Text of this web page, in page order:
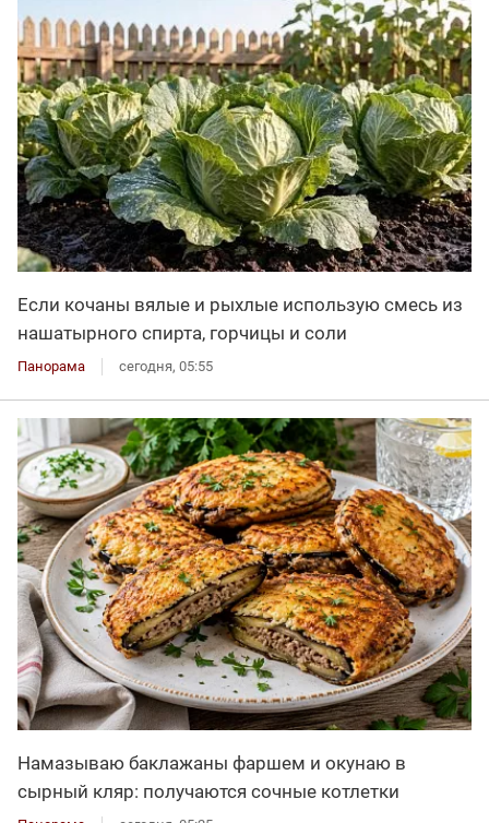
Если кочаны вялые и рыхлые использую смесь из
нашатырного спирта, горчицы и соли
Панорама сегодня, 05:55
Намазываю баклажаны фаршем и окунаю в
сырный кляр: получаются сочные котлетки